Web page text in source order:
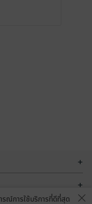
+
+
รณ์การใช้บริการที่ดีที่สุด